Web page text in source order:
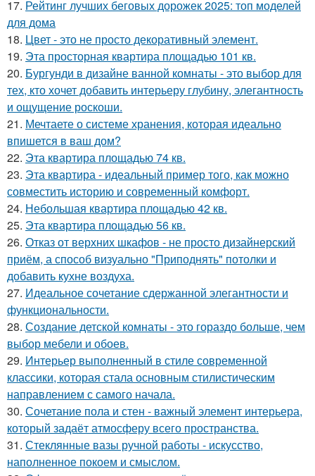
17. Рейтинг лучших беговых дорожек 2025: топ моделей
для дома
18. Цвет - это не просто декоративный элемент.
19. Эта просторная квартира площадью 101 кв.
20. Бургунди в дизайне ванной комнаты - это выбор для
тех, кто хочет добавить интерьеру глубину, элегантность
и ощущение роскоши.
21. Мечтаете о системе хранения, которая идеально
впишется в ваш дом?
22. Эта квартира площадью 74 кв.
23. Эта квартира - идеальный пример того, как можно
совместить историю и современный комфорт.
24. Небольшая квартира площадью 42 кв.
25. Эта квартира площадью 56 кв.
26. Отказ от верхних шкафов - не просто дизайнерский
приём, а способ визуально "Приподнять" потолки и
добавить кухне воздуха.
27. Идеальное сочетание сдержанной элегантности и
функциональности.
28. Создание детской комнаты - это гораздо больше, чем
выбор мебели и обоев.
29. Интерьер выполненный в стиле современной
классики, которая стала основным стилистическим
направлением с самого начала.
30. Сочетание пола и стен - важный элемент интерьера,
который задаёт атмосферу всего пространства.
31. Стеклянные вазы ручной работы - искусство,
наполненное покоем и смыслом.